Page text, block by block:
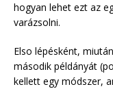
hogyan lehet ezt az
varázsolni.
Elso lépésként,
második példányát
kellett egy módszer,